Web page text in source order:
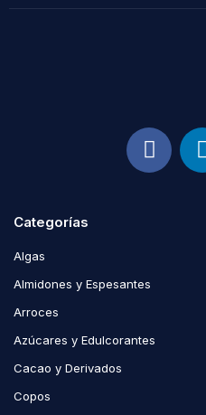
Categorías
Algas
Almidones y Espesantes
Arroces
Azúcares y Edulcorantes
Cacao y Derivados
Copos